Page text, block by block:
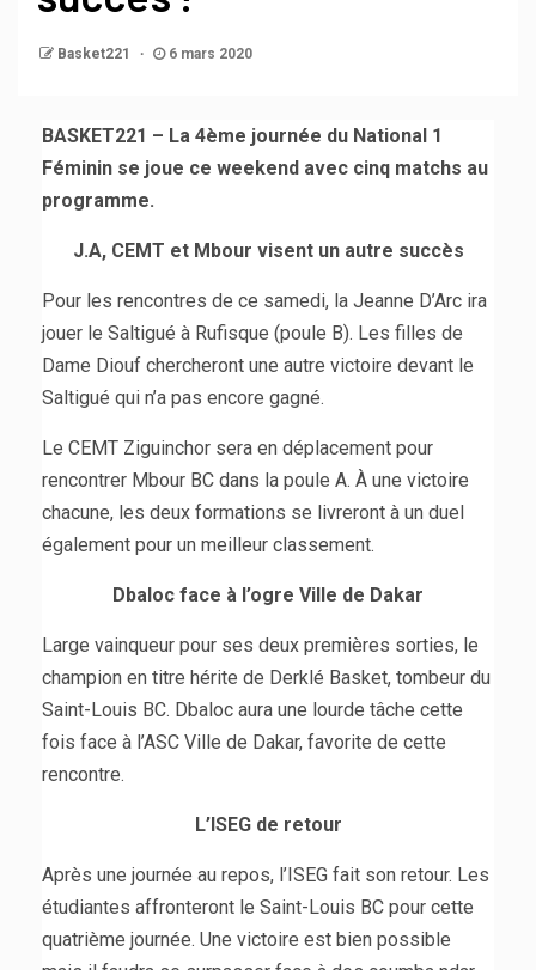
Basket221 6 mars 2020
BASKET221 – La 4ème journée du National 1
Féminin se joue ce weekend avec cinq matchs au
programme.
J.A, CEMT et Mbour visent un autre succès
Pour les rencontres de ce samedi, la Jeanne D’Arc ira
jouer le Saltigué à Rufisque (poule B). Les filles de
Dame Diouf chercheront une autre victoire devant le
Saltigué qui n’a pas encore gagné.
Le CEMT Ziguinchor sera en déplacement pour
rencontrer Mbour BC dans la poule A. À une victoire
chacune, les deux formations se livreront à un duel
également pour un meilleur classement.
Dbaloc face à l’ogre Ville de Dakar
Large vainqueur pour ses deux premières sorties, le
champion en titre hérite de Derklé Basket, tombeur du
Saint-Louis BC. Dbaloc aura une lourde tâche cette
fois face à l’ASC Ville de Dakar, favorite de cette
rencontre.
L’ISEG de retour
Après une journée au repos, l’ISEG fait son retour. Les
étudiantes affronteront le Saint-Louis BC pour cette
quatrième journée. Une victoire est bien possible